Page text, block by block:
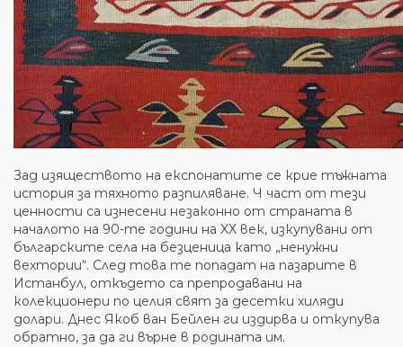
Зад изяществото на експонатите се крие тъжната
история за тяхното разпиляване. Ч част от тези
ценности са изнесени незаконно от страната в
началото на 90-те години на XX век, изкупувани от
българските села на безценица като „ненужни
вехтории“. След това те попадат на пазарите в
Истанбул, откъдето са препродавани на
колекционери по целия свят за десетки хиляди
долари. Днес Якоб ван Бейлен ги издирва и откупува
обратно, за да ги върне в родината им.